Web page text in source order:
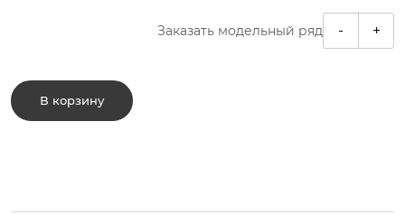
Заказать модельный ряд - +
В корзину